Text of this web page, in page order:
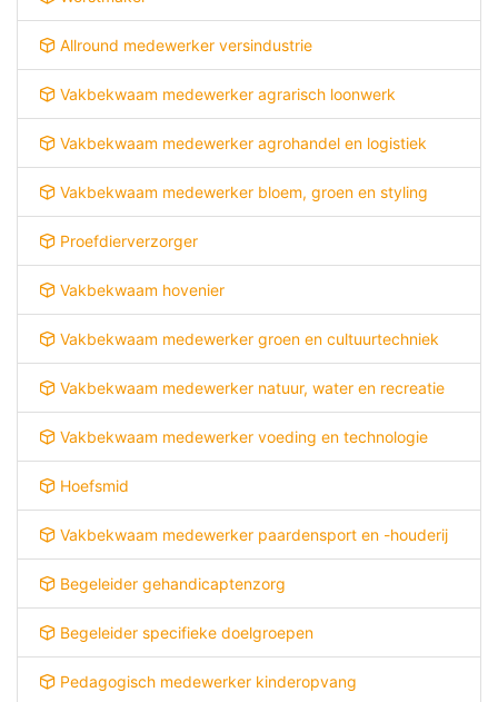
Allround medewerker versindustrie
Vakbekwaam medewerker agrarisch loonwerk
Vakbekwaam medewerker agrohandel en logistiek
Vakbekwaam medewerker bloem, groen en styling
Proefdierverzorger
Vakbekwaam hovenier
Vakbekwaam medewerker groen en cultuurtechniek
Vakbekwaam medewerker natuur, water en recreatie
Vakbekwaam medewerker voeding en technologie
Hoefsmid
Vakbekwaam medewerker paardensport en -houderij
Begeleider gehandicaptenzorg
Begeleider specifieke doelgroepen
Pedagogisch medewerker kinderopvang